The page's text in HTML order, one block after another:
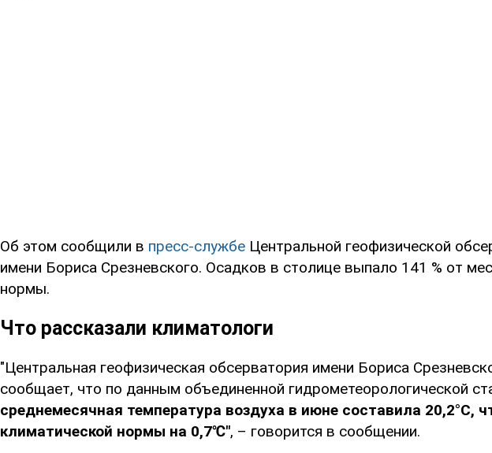
Об этом сообщили в пресс-службе Центральной геофизической
имени Бориса Срезневского. Осадков в столице выпало 141 % от
нормы.
Что рассказали климатологи
"Центральная геофизическая обсерватория имени Бориса
сообщает, что по данным объединенной гидрометеорологической
среднемесячная температура воздуха в июне составила 20,2°С,
климатической нормы на 0,7℃", – говорится в сообщении.